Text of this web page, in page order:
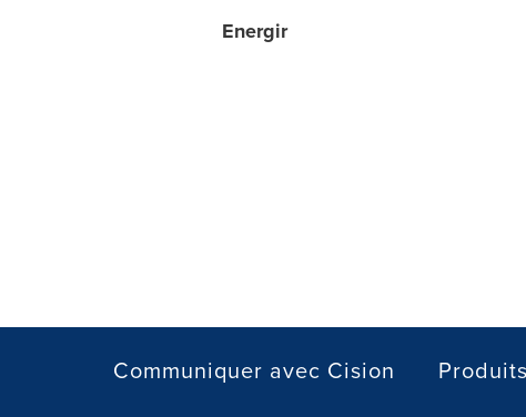
Energir
Communiquer avec Cision Produits